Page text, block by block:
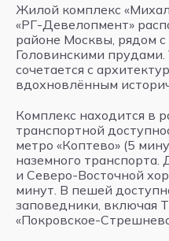
Жилой комплекс
«РГ-Девелопмент»
районе Москвы, рядом
Головинскими
сочетается с
вдохновлённым
Комплекс находится в
транспортной
метро «Коптево» (5
наземного транспорта.
и Северо-Восточной
минут. В пешей
заповедники, включая
«Покровское-